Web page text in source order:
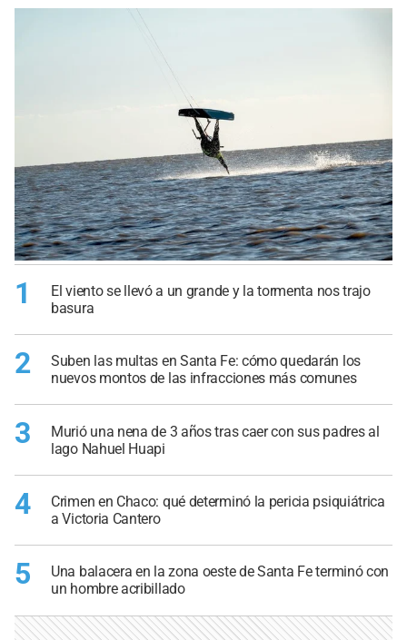
1
El viento se llevó a un grande y la tormenta nos trajo
basura
2
Suben las multas en Santa Fe: cómo quedarán los
nuevos montos de las infracciones más comunes
3
Murió una nena de 3 años tras caer con sus padres al
lago Nahuel Huapi
4
Crimen en Chaco: qué determinó la pericia psiquiátrica
a Victoria Cantero
5
Una balacera en la zona oeste de Santa Fe terminó con
un hombre acribillado